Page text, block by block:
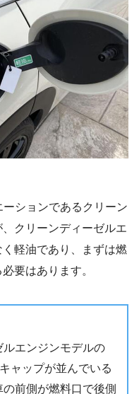
ションであるクリーン
クリーンディーゼルエ
軽油であり、まずは燃
要はあります。
エンジンモデルの
ャップが並んでいる
前側が燃料口で後側